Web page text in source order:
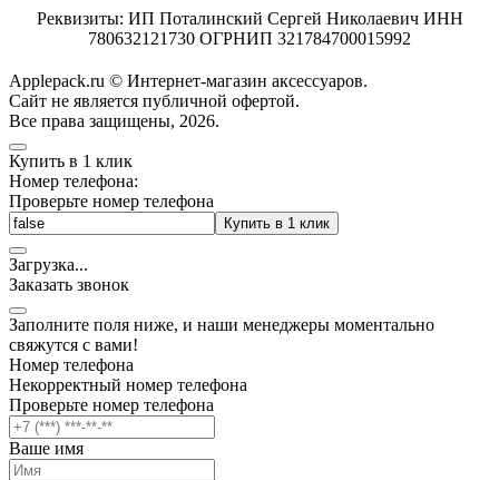
Реквизиты: ИП Поталинский Сергей Николаевич ИНН
780632121730 ОГРНИП 321784700015992
Applepack.ru © Интернет-магазин аксессуаров.
Cайт не является публичной офертой.
Все права защищены, 2026.
Купить в 1 клик
Номер телефона:
Проверьте номер телефона
Купить в 1 клик
Загрузка...
Заказать звонок
Заполните поля ниже, и наши менеджеры моментально
свяжутся с вами!
Номер телефона
Некорректный номер телефона
Проверьте номер телефона
Ваше имя